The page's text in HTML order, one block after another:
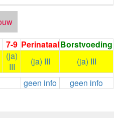
D3 / CACO3
humaan
HYDROXYDE
Na
/ CALCIUM
7-9 PerinataalBorstvoeding
(ja)
III
(ja) III
(ja) III
geen info
geen info